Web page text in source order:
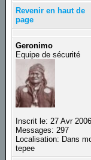
Revenir en haut de
page
Geronimo
Equipe de sécurité
Inscrit le: 27 Avr 2006
Messages: 297
Localisation: Dans
tepee